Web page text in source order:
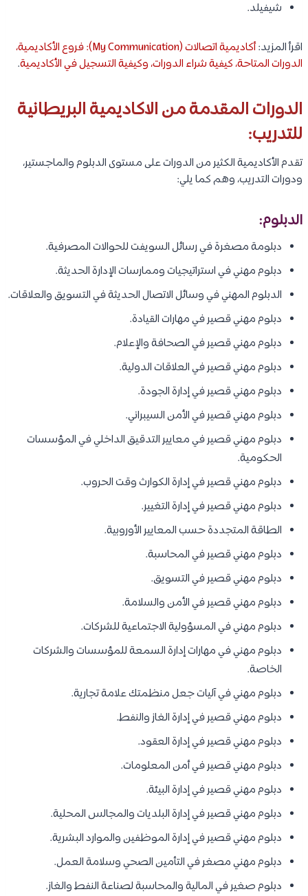
شيفيلد.
اقرأ المزيد:
أكاديمية اتصالات (My Communication): فروع الأكاديمية،
الدورات المتاحة، كيفية شراء الدورات، وكيفية التسجيل في الأكاديمية.
الدورات المقدمة من الاكاديمية البريطانية
للتدريب:
تقدم الأكاديمية الكثير من الدورات على مستوى الدبلوم والماجستير،
ودورات التدريب، وهم كما يلي:
الدبلوم:
دبلومة مصغرة في رسائل السويفت للحوالات المصرفية.
دبلوم مهني في استراتيجيات وممارسات الإدارة الحديثة.
الدبلوم المهني في وسائل الاتصال الحديثة في التسويق والعلاقات.
دبلوم مهني قصير في مهارات القيادة.
دبلوم مهني قصير في الصحافة والإعلام.
دبلوم مهني قصير في العلاقات الدولية.
دبلوم مهني قصير في إدارة الجودة.
دبلوم مهني قصير في الأمن السيبراني.
دبلوم مهني قصير في معايير التدقيق الداخلي في المؤسسات
الحكومية.
دبلوم مهني قصير في إدارة الكوارث وقت الحروب.
دبلوم مهني قصير في إدارة التغيير.
الطاقة المتجددة حسب المعايير الأوروبية.
دبلوم مهني قصير في المحاسبة.
دبلوم مهني قصير في التسويق.
دبلوم مهني قصير في الأمن والسلامة.
دبلوم مهني في المسؤولية الاجتماعية للشركات.
دبلوم مهني في مهارات إدارة السمعة للمؤسسات والشركات
الخاصة.
دبلوم مهني في آليات جعل منظمتك علامة تجارية.
دبلوم مهني قصير في إدارة الغاز والنفط.
دبلوم مهني قصير في إدارة العقود.
دبلوم مهني قصير في أمن المعلومات.
دبلوم مهني قصير في إدارة البيئة.
دبلوم مهني قصير في إدارة البلديات والمجالس المحلية.
دبلوم مهني قصير في إدارة الموظفين والموارد البشرية.
دبلوم مهني مصغر في التأمين الصحي وسلامة العمل.
دبلوم صغير في المالية والمحاسبة لصناعة النفط والغاز.